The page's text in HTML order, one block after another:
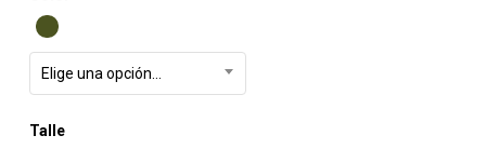
Elige una opción…
Talle